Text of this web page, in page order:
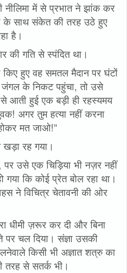
में से प्रभात ने झांक कर
साथ संकेत की तरह उठे हुए
है।
की गति से स्पंदित था।
किए हुए वह समतल मैदान पर घंटों
जंगल के निकट पहुंचा, तो उसे
आती हुई एक बड़ी ही रहस्यमय
अगर तुम हत्या नहीं करना
मत जाओ!”
रह गया।
उसे एक चिड़िया भी नज़र नहीं
कि कोई प्रेत बोल रहा था।
ने विचित्र चेतावनी की ओर
धीमी ज़रूर कर दी और बिना
चल दिया। संज्ञा उसकी
किसी भी अज्ञात शत्रु का
तरह से सतर्क भी।